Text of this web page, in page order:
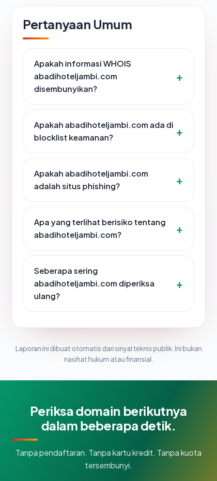
Pertanyaan Umum
Apakah informasi WHOIS
abadihoteljambi.com
disembunyikan?
Apakah abadihoteljambi.com ada di
blocklist keamanan?
Apakah abadihoteljambi.com
adalah situs phishing?
Apa yang terlihat berisiko tentang
abadihoteljambi.com?
Seberapa sering
abadihoteljambi.com diperiksa
ulang?
Laporan ini dibuat otomatis dari sinyal teknis publik. Ini bukan
nasihat hukum atau finansial.
Periksa domain berikutnya
dalam beberapa detik.
Tanpa pendaftaran. Tanpa kartu kredit. Tanpa kuota
tersembunyi.